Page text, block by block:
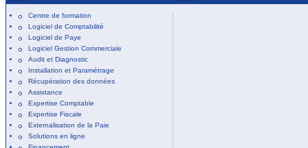
Centre de formation
Logiciel de Comptabilité
Logiciel de Paye
Logiciel Gestion Commerciale
Audit et Diagnostic
Installation et Paramétrage
Récupération des données
Assistance
Expertise Comptable
Expertise Fiscale
Externalisation de la Paie
Solutions en ligne